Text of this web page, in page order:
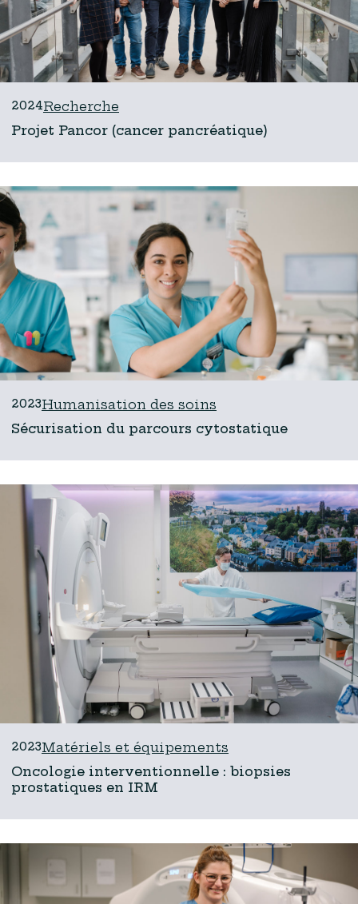
2024Recherche
Projet Pancor (cancer pancréatique)
2023Humanisation des soins
Sécurisation du parcours cytostatique
2023Matériels et équipements
Oncologie interventionnelle : biopsies
prostatiques en IRM